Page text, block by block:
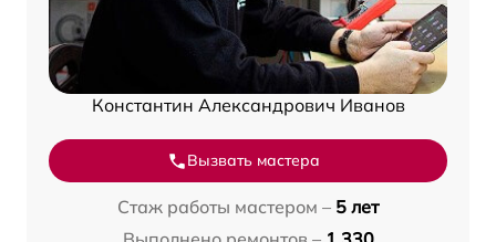
Константин Александрович Иванов
Вызвать мастера
Стаж работы мастером – 5 лет